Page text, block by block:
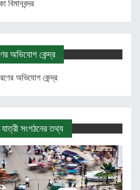
অভিযোগ কেন্দ্র
সংগঠনের তথ্য